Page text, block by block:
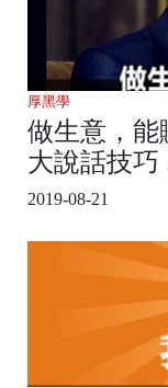
厚黑學
做生意，能
大說話技巧
2019-08-21